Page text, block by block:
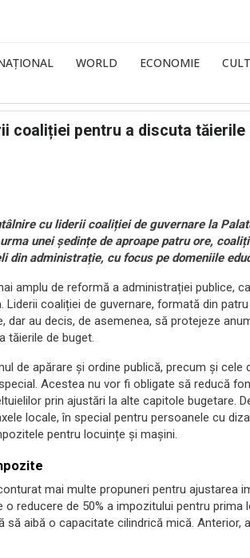
WORLD ECONOMIE
coaliției pentru a discuta tăierile
cu liderii coaliției de guvernare la
unei ședințe de aproape patru ore,
din administrație, cu focus pe domeniile
amplu de reformă a administrației publice,
coaliției de guvernare, formată din
dar au decis, de asemenea, să protejeze
tăierile de buget.
de apărare și ordine publică, precum și cele
Acestea nu vor fi obligate să reducă
prin ajustări la alte capitole bugetare.
locale, în special pentru persoanele cu
pentru locuințe și mașini.
mai multe propuneri pentru ajustarea
reducere de 50% a impozitului pentru prima
aibă o capacitate cilindrică mică. Anterior,